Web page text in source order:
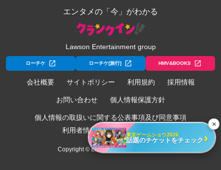
エンタメの「今」がわかる
Lawson Entertainment group
ローチケ ローチケ[旅行] HMV&BOOKS
会社概要 サイトポリシー 利用規約 採用情報
お問い合わせ 個人情報保護方針
個人情報の取扱いに関する公表事項及び同意事項
利用者情報の外部送信について
Copyright © Lawson Entertainment, Inc.
✕
東京ゲームショウ2026
話題のチケットをチェック ›